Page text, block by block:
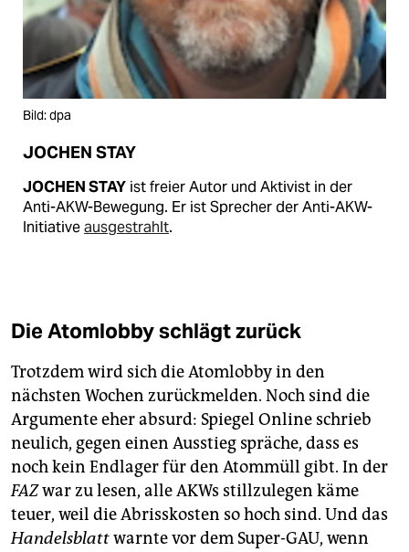
Bild: dpa
JOCHEN STAY
JOCHEN STAY ist freier Autor und Aktivist in der
Anti-AKW-Bewegung. Er ist Sprecher der Anti-AKW-
Initiativeausgestrahlt.
Die Atomlobby schlägt zurück
Trotzdem wird sich die Atomlobby in den
nächsten Wochen zurückmelden. Noch sind die
Argumente eher absurd: Spiegel Online schrieb
neulich, gegen einen Ausstieg spräche, dass es
noch kein Endlager für den Atommüll gibt. In der
FAZwar zu lesen, alle AKWs stillzulegen käme
teuer, weil die Abrisskosten so hoch sind. Und das
Handelsblattwarnte vor dem Super-GAU, wenn